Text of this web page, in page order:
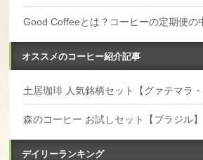
Good Coffeeとは？コーヒーの定期便の
オススメのコーヒー紹介記事
土居珈琲 人気銘柄セット【グァテマラ・
森のコーヒー お試しセット【ブラジル】
デイリーランキング